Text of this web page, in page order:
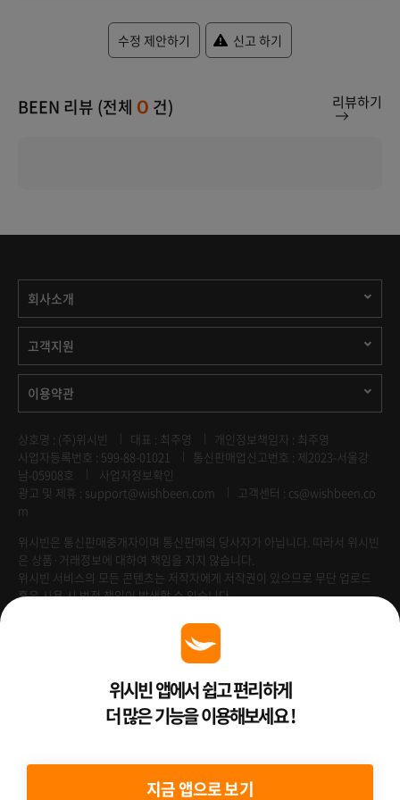
수정 제안하기 신고 하기
BEEN 리뷰 (전체 0 건) 리뷰하기
회사소개
고객지원
이용약관
상호명 : (주)위시빈 대표 : 최주영
개인정보책임자 : 최주영
사업자등록번호 : 599-88-01021
통신판매업신고번호 : 제2023-서울강
남-05908호
사업자정보확인
광고 및 제휴 : support@wishbeen.com
고객센터 : cs@wishbeen.co
m
위시빈은 통신판매중개자이며 통신판매의 당사자가 아닙니다. 따라서 위시빈
은 상품·거래정보에 대하여 책임을 지지 않습니다.
위시빈 서비스의 모든 콘텐츠는 저작자에게 저작권이 있으므로 무단 업로드
혹은 사용 시 법적 책임이 발생할 수 있습니다.
Venture Enterprise위시빈 앱에서 쉽고 편리하게
더 많은 기능을 이용해보세요 !
지금 앱으로 보기